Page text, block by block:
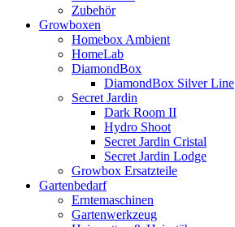
Zubehör
Growboxen
Homebox Ambient
HomeLab
DiamondBox
DiamondBox Silver Line
Secret Jardin
Dark Room II
Hydro Shoot
Secret Jardin Cristal
Secret Jardin Lodge
Growbox Ersatzteile
Gartenbedarf
Erntemaschinen
Gartenwerkzeug